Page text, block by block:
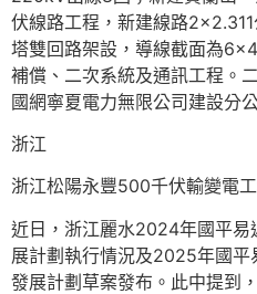
伏線路工程，新建線路
塔雙回路架設，導線截面為
補償、二次系統及通訊工程。
國網寧夏電力無限公司建設分
浙江
浙江松陽永豐500千伏輸變電
近日，浙江麗水2024年國平易
展計劃執行情況及2025年國平
發展計劃草案發布。此中提到